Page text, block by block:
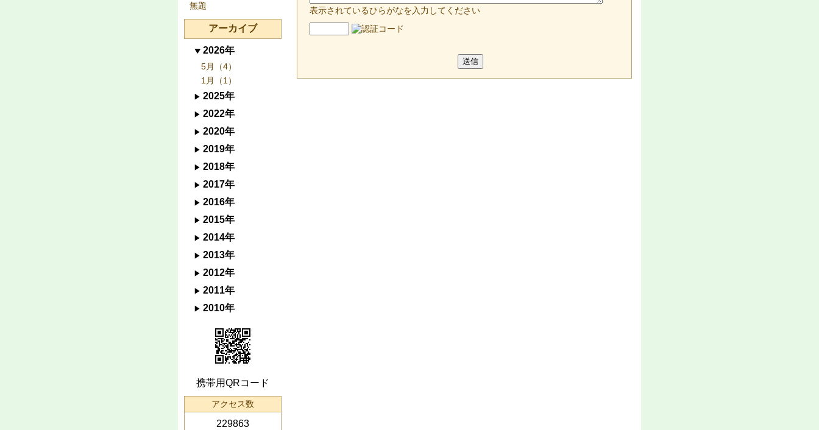
表示されているひらがなを入力してください
無題
アーカイブ
2026年
5月（4）
1月（1）
2025年
2022年
2020年
2019年
2018年
2017年
2016年
2015年
2014年
2013年
2012年
2011年
2010年
携帯用QRコード
アクセス数
229863